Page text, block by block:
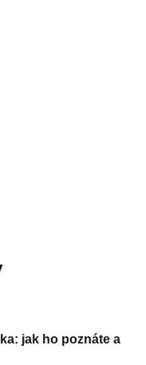
jak ho poznáte a